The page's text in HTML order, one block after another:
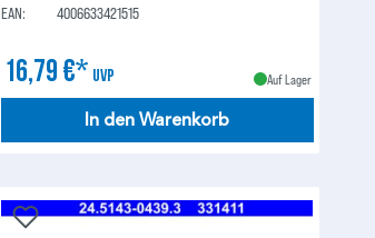
EAN:
4006633421515
16,79 €* UVP Auf Lager
In den Warenkorb